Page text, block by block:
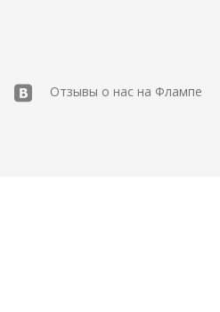
Отзывы о нас на Флампе